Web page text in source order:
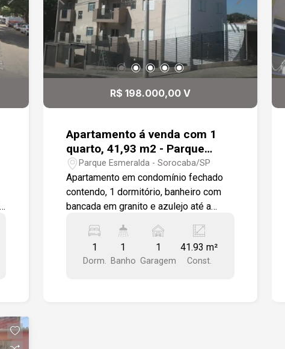
R$ 198.000,00 V
Apartamento á venda com 1
quarto, 41,93 m2 - Parque
Esmeralda, Sorocaba
Parque Esmeralda - Sorocaba/SP
Apartamento em condomínio fechado
contendo, 1 dormitório, banheiro com
bancada em granito e azulejo até a
com bancada em granito e integrada a
uma área de serviços com tanque em
louça instalado, 1 sala para 2 ambientes
1
Dorm.
1
Banho
1
Garagem
41.93 m²
Const.